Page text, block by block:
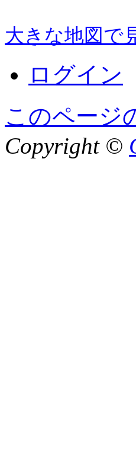
大きな地図で
ログイン
このページ
Copyright ©